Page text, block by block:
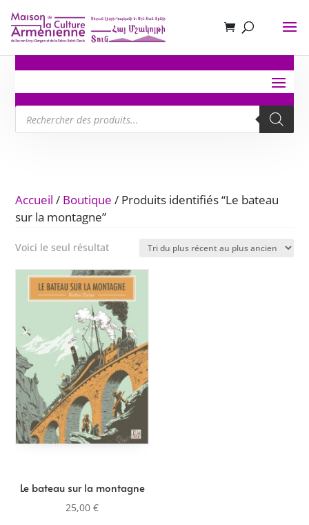
Recherche
de
produits
Accueil / Boutique / Produits identifiés “Le bateau
sur la montagne”
Voici le seul résultat
Le bateau sur la montagne
25,00€